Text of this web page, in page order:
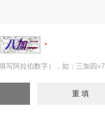
写阿拉伯数字），如：三加四=7